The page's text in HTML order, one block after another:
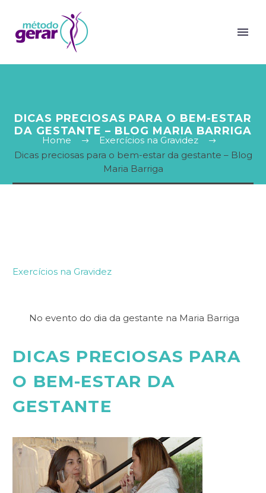
DICAS PRECIOSAS PARA O BEM-ESTAR
DA GESTANTE – BLOG MARIA BARRIGA
Home
Exercícios na Gravidez
Dicas preciosas para o bem-estar da gestante – Blog
Maria Barriga
Exercícios na Gravidez
No evento do dia da gestante na Maria Barriga
DICAS PRECIOSAS PARA
O BEM-ESTAR DA
GESTANTE